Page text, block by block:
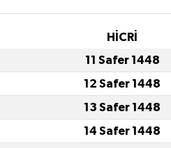
HİCRİ
11 Safer 1448
12 Safer 1448
13 Safer 1448
14 Safer 1448